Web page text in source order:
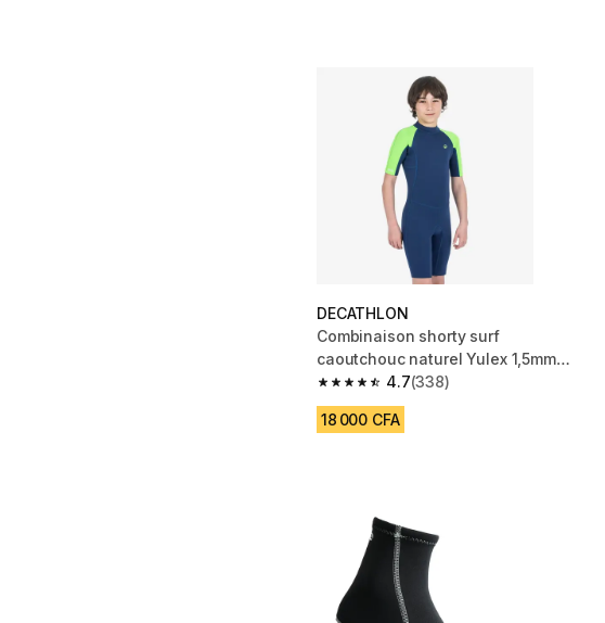
DECATHLON
Combinaison shorty surf
caoutchouc naturel Yulex 1,5mm
enfant, 100 bleu vert
4.7
4.7 out of 5 stars from 338 reviews
(338)
18 000 CFA